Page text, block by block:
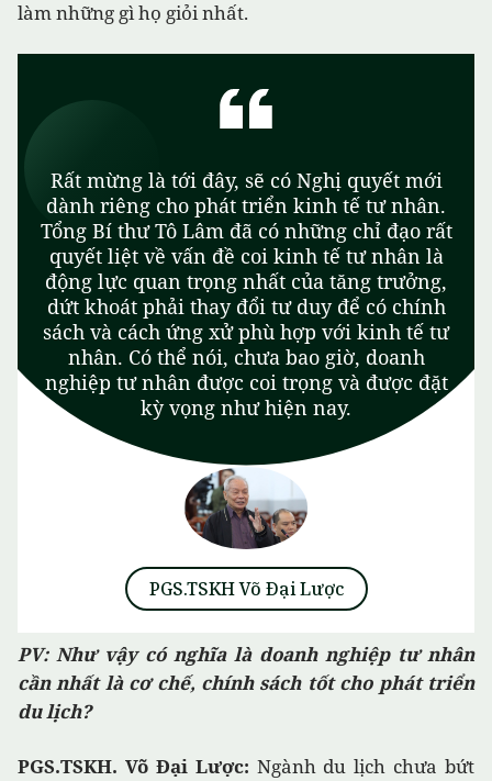
làm những gì họ giỏi nhất.
PV: Như vậy có nghĩa là doanh nghiệp tư nhân
cần nhất là cơ chế, chính sách tốt cho phát triển
du lịch?
PGS.TSKH. Võ Đại Lược: Ngành du lịch chưa bứt